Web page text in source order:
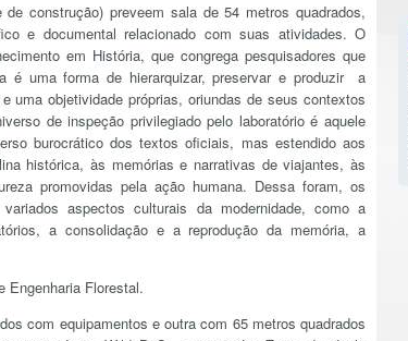
construção) preveem sala de 54 metros quadrados,
e documental relacionado com suas atividades. O
em História, que congrega pesquisadores que
é uma forma de hierarquizar, preservar e produzir a
uma objetividade próprias, oriundas de seus contextos
de inspeção privilegiado pelo laboratório é aquele
burocrático dos textos oficiais, mas estendido aos
histórica, às memórias e narrativas de viajantes, às
promovidas pela ação humana. Dessa foram, os
aspectos culturais da modernidade, como a
a consolidação e a reprodução da memória, a
Engenharia Florestal.
com equipamentos e outra com 65 metros quadrados